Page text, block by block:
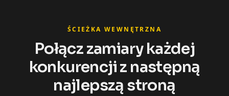
ŚCIEŻKA WEWNĘTRZNA
Połącz zamiary każdej
konkurencji z następną
najlepszą stroną